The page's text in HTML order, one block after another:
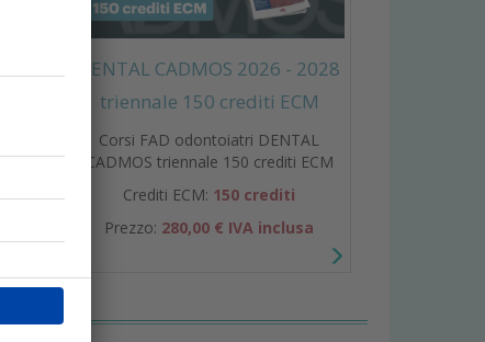
DENTAL CADMOS 2026 - 2028
triennale 150 crediti ECM
Corsi FAD odontoiatri DENTAL
CADMOS triennale 150 crediti ECM
Crediti ECM: 150 crediti
Prezzo: 280,00 € IVA inclusa